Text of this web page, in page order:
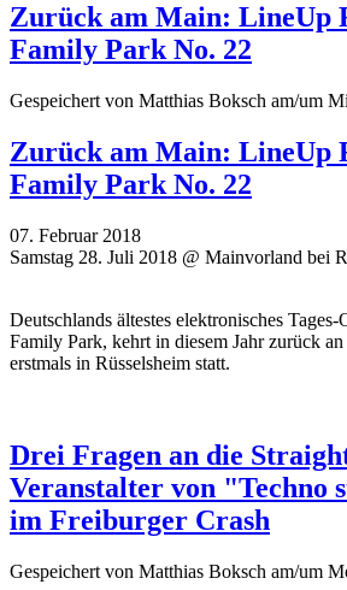
Zurück am Main: LineUp
Family Park No. 22
Gespeichert von Matthias Boksch am/um
Zurück am Main: LineUp
Family Park No. 22
07. Februar 2018
Samstag 28. Juli 2018 @ Mainvorland bei
Deutschlands ältestes elektronisches
Family Park, kehrt in diesem Jahr zurück
erstmals in Rüsselsheim statt.
Drei Fragen an die
Veranstalter von "Techno
im Freiburger Crash
Gespeichert von Matthias Boksch am/um